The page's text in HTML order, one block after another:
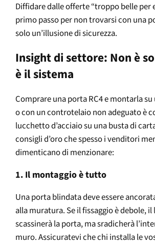
Diffidare dalle offerte “troppo belle per
primo passo per non trovarsi con una
solo un’illusione di sicurezza.
Insight di settore: Non è
è il sistema
Comprare una porta RC4 e montarla
o con un controtelaio non adeguato è
lucchetto d’acciaio su una busta di
consigli d’oro che spesso i venditori
dimenticano di menzionare:
1. Il montaggio è tutto
Una porta blindata deve essere
alla muratura. Se il fissaggio è debole, il
scassinerà la porta, ma sradicherà
muro. Assicuratevi che chi installa le